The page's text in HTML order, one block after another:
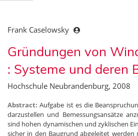
Frank Caselowsky
Gründungen von
: Systeme und deren
Hochschule Neubrandenburg, 2008
Abstract:Aufgabe ist es die
darzustellen und Bemessungsansätze
sind hohen dynamischen und zyklischen
sicher in den Baugrund abgeleitet werden